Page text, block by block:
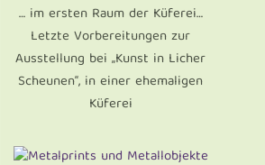
… im ersten Raum der Küferei…
Letzte Vorbereitungen zur
Ausstellung bei „Kunst in Licher
Scheunen“, in einer ehemaligen
Küferei